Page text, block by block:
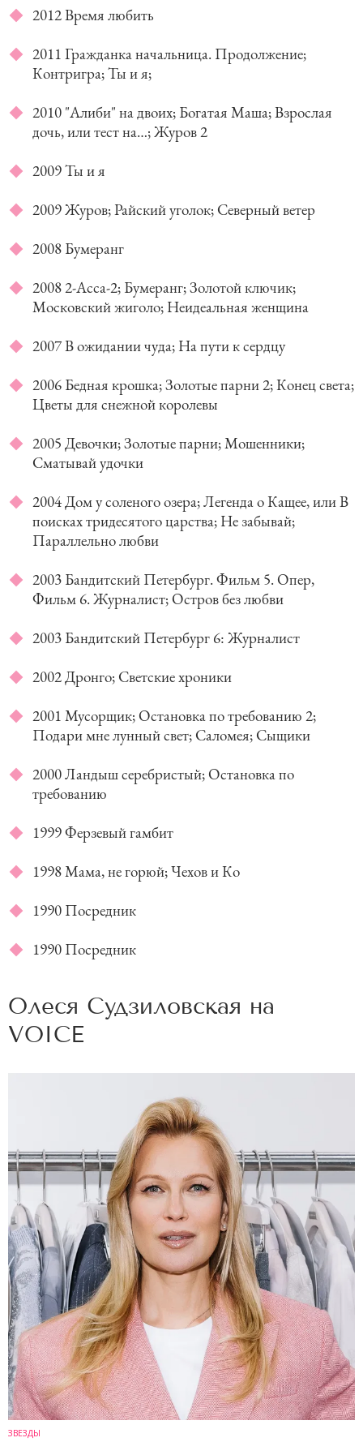
2012 Время любить
2011 Гражданка начальница. Продолжение;
Контригра; Ты и я;
2010 "Алиби" на двоих; Богатая Маша; Взрослая
дочь, или тест на…; Журов 2
2009 Ты и я
2009 Журов; Райский уголок; Северный ветер
2008 Бумеранг
2008 2-Асса-2; Бумеранг; Золотой ключик;
Московский жиголо; Неидеальная женщина
2007 В ожидании чуда; На пути к сердцу
2006 Бедная крошка; Золотые парни 2; Конец света;
Цветы для снежной королевы
2005 Девочки; Золотые парни; Мошенники;
Сматывай удочки
2004 Дом у соленого озера; Легенда о Кащее, или В
поисках тридесятого царства; Не забывай;
Параллельно любви
2003 Бандитский Петербург. Фильм 5. Опер,
Фильм 6. Журналист; Остров без любви
2003 Бандитский Петербург 6: Журналист
2002 Дронго; Светские хроники
2001 Мусорщик; Остановка по требованию 2;
Подари мне лунный свет; Саломея; Сыщики
2000 Ландыш серебристый; Остановка по
требованию
1999 Ферзевый гамбит
1998 Мама, не горюй; Чехов и Ко
1990 Посредник
1990 Посредник
Олеся Судзиловская на
VOICE
ЗВЕЗДЫ